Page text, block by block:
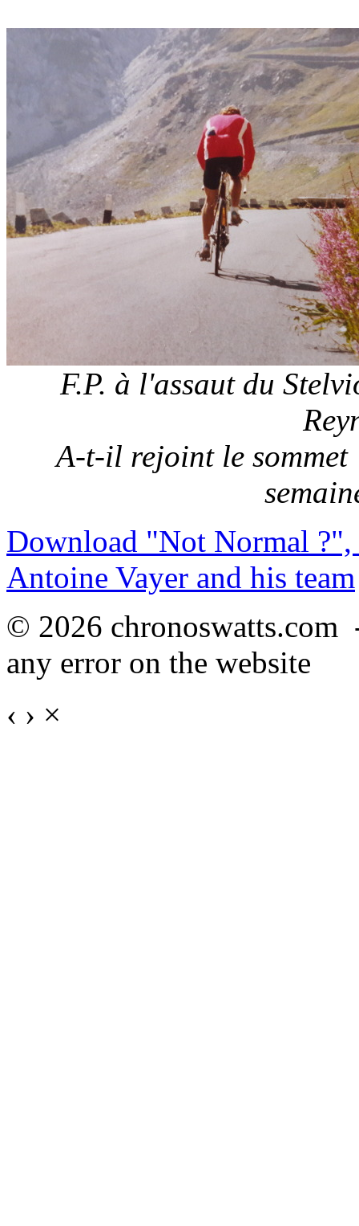
F.P. à l'assaut du
A-t-il rejoint le sommet
Download "Not Normal ?",
Antoine Vayer and his team
© 2026
any error on the website
‹ › ×